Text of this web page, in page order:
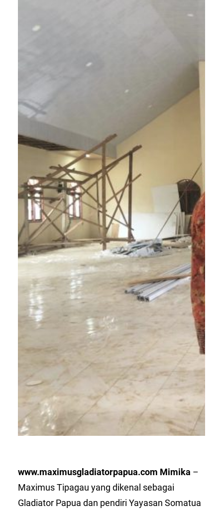
www.maximusgladiatorpapua.com Mimika –
Maximus Tipagau yang dikenal sebagai
Gladiator Papua dan pendiri Yayasan Somatua